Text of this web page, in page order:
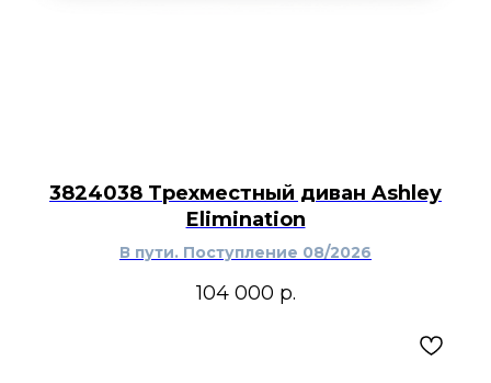
3824038 Трехместный диван Ashley
Elimination
В пути. Поступление 08/2026
104 000 р.